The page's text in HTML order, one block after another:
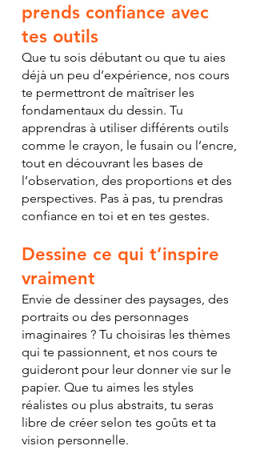
prends confiance avec
tes outils
Que tu sois débutant ou que tu aies
déjà un peu d’expérience, nos cours
te permettront de maîtriser les
fondamentaux du dessin. Tu
apprendras à utiliser différents outils
comme le crayon, le fusain ou l’encre,
tout en découvrant les bases de
l’observation, des proportions et des
perspectives. Pas à pas, tu prendras
confiance en toi et en tes gestes.
Dessine ce qui t’inspire
vraiment
Envie de dessiner des paysages, des
portraits ou des personnages
imaginaires ? Tu choisiras les thèmes
qui te passionnent, et nos cours te
guideront pour leur donner vie sur le
papier. Que tu aimes les styles
réalistes ou plus abstraits, tu seras
libre de créer selon tes goûts et ta
vision personnelle.